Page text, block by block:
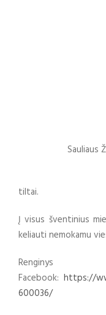
Sauliaus
tiltai.
Į visus šventinius
keliauti nemokamu
Renginys
Facebook: https://
600036/